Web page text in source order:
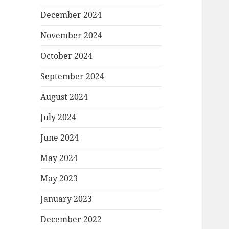
December 2024
November 2024
October 2024
September 2024
August 2024
July 2024
June 2024
May 2024
May 2023
January 2023
December 2022